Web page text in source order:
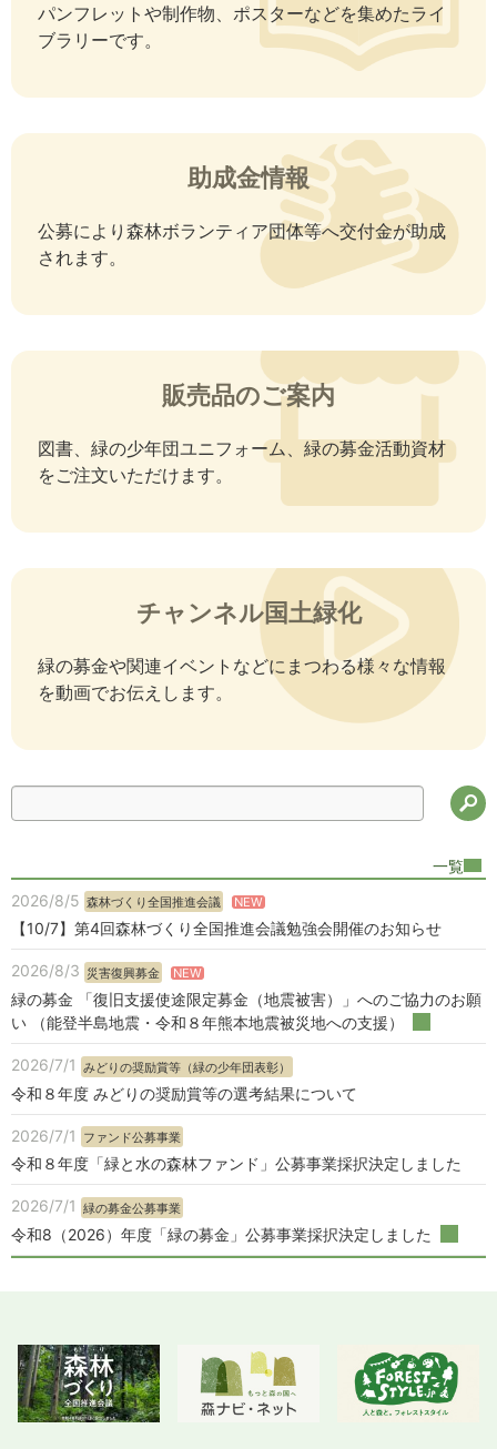
パンフレットや制作物、ポスターなどを集めたライ
ブラリーです。
助成金情報
公募により森林ボランティア団体等へ交付金が助成
されます。
販売品のご案内
図書、緑の少年団ユニフォーム、緑の募金活動資材
をご注文いただけます。
チャンネル国土緑化
緑の募金や関連イベントなどにまつわる様々な情報
を動画でお伝えします。
検
一覧
2026/8/5 森林づくり全国推進会議 NEW
【10/7】第4回森林づくり全国推進会議勉強会開催のお知らせ
2026/8/3 災害復興募金 NEW
緑の募金 「復旧支援使途限定募金（地震被害）」へのご協力のお願
い （能登半島地震・令和８年熊本地震被災地への支援）
2026/7/1 みどりの奨励賞等（緑の少年団表彰）
令和８年度 みどりの奨励賞等の選考結果について
2026/7/1 ファンド公募事業
令和８年度「緑と水の森林ファンド」公募事業採択決定しました
2026/7/1 緑の募金公募事業
令和8（2026）年度「緑の募金」公募事業採択決定しました